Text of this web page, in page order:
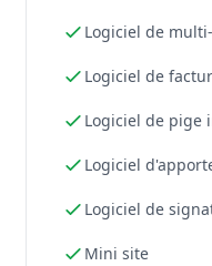
Logiciel de
Logiciel de
Logiciel de pige
Logiciel
Logiciel de
Mini site